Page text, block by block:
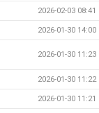
2026-02-03 08:41
2026-01-30 14:00
2026-01-30 11:23
2026-01-30 11:22
2026-01-30 11:21